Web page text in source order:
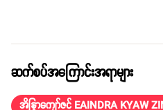
ဆက်စပ်အကြောင်းအရာများ
အိန္ဒြာကျော်ဇင် EAINDRA KYAW